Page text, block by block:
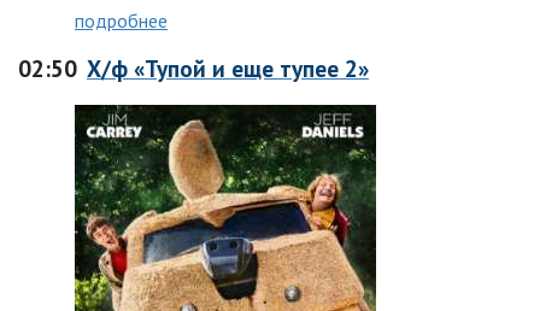
подробнее
02:50 Х/ф «Тупой и еще тупее 2»